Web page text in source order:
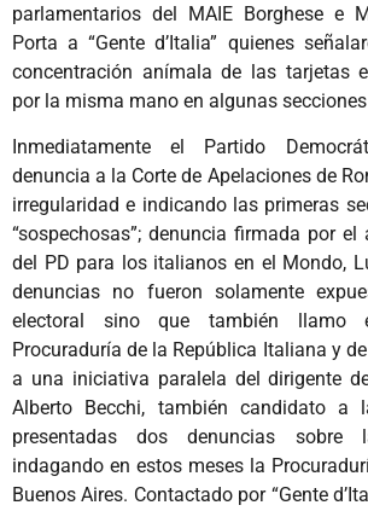
parlamentarios del MAIE Borghese e
Porta a “Gente d’Italia” quienes
concentración anímala de las tarjetas
por la misma mano en algunas
Inmediatamente el Partido
denuncia a la Corte de Apelaciones de
irregularidad e indicando las primeras
“sospechosas”; denuncia firmada por el
del PD para los italianos en el Mondo,
denuncias no fueron solamente
electoral sino que también
Procuraduría de la República Italiana y
a una iniciativa paralela del dirigente
Alberto Becchi, también candidato a
presentadas dos denuncias sobre
indagando en estos meses la
Buenos Aires. Contactado por “Gente